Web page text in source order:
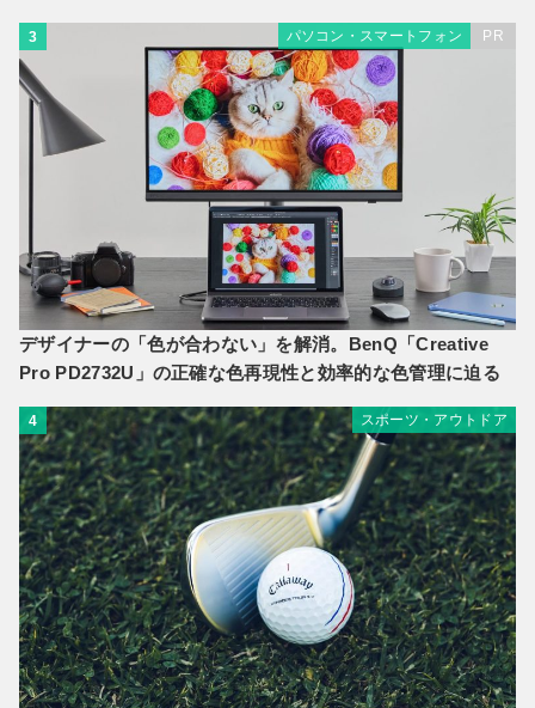
3 パソコン・スマートフォン PR
デザイナーの「色が合わない」を解消。BenQ「Creative
Pro PD2732U」の正確な色再現性と効率的な色管理に迫る
4 スポーツ・アウトドア